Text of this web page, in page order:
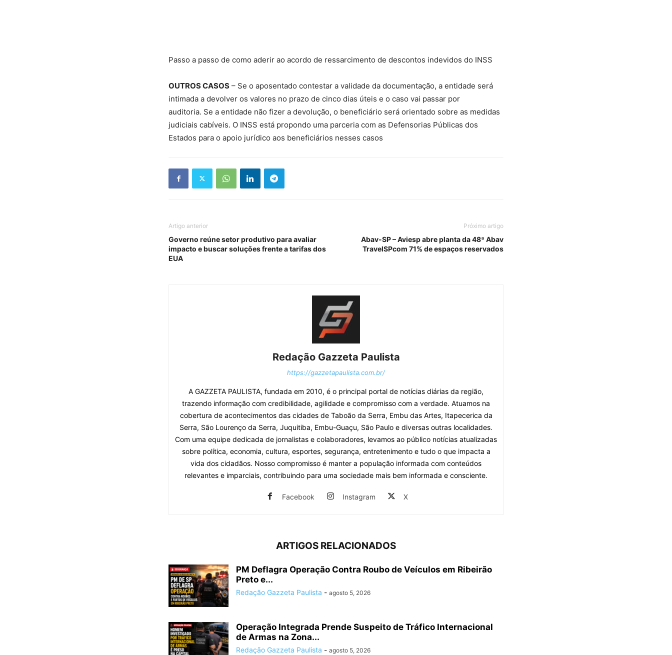
Passo a passo de como aderir ao acordo de ressarcimento de descontos indevidos do INSS
OUTROS CASOS – Se o aposentado contestar a validade da documentação, a entidade será
intimada a devolver os valores no prazo de cinco dias úteis e o caso vai passar por
auditoria. Se a entidade não fizer a devolução, o beneficiário será orientado sobre as medidas
judiciais cabíveis. O INSS está propondo uma parceria com as Defensorias Públicas dos
Estados para o apoio jurídico aos beneficiários nesses casos
Artigo anterior
Governo reúne setor produtivo para avaliar
impacto e buscar soluções frente a tarifas dos
EUA
Próximo artigo
Abav-SP – Aviesp abre planta da 48ª Abav
TravelSPcom 71% de espaços reservados
Redação Gazzeta Paulista
https://gazzetapaulista.com.br/
A GAZZETA PAULISTA, fundada em 2010, é o principal portal de notícias diárias da região,
trazendo informação com credibilidade, agilidade e compromisso com a verdade. Atuamos na
cobertura de acontecimentos das cidades de Taboão da Serra, Embu das Artes, Itapecerica da
Serra, São Lourenço da Serra, Juquitiba, Embu-Guaçu, São Paulo e diversas outras localidades.
Com uma equipe dedicada de jornalistas e colaboradores, levamos ao público notícias atualizadas
sobre política, economia, cultura, esportes, segurança, entretenimento e tudo o que impacta a
vida dos cidadãos. Nosso compromisso é manter a população informada com conteúdos
relevantes e imparciais, contribuindo para uma sociedade mais bem informada e consciente.
Facebook Instagram X
ARTIGOS RELACIONADOS
PM Deflagra Operação Contra Roubo de Veículos em Ribeirão
Preto e...
Redação Gazzeta Paulista - agosto 5, 2026
Operação Integrada Prende Suspeito de Tráfico Internacional
de Armas na Zona...
Redação Gazzeta Paulista - agosto 5, 2026